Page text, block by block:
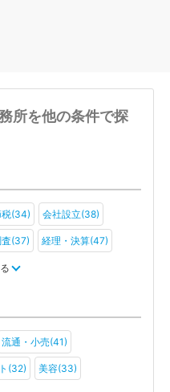
所を他の条件で探
税(34) 会社設立(38)
(37) 経理・決算(47)
流通・小売(41)
(32) 美容(33)